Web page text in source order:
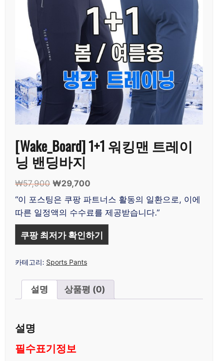
[Wake_Board] 1+1 워킹맨 트레이
닝 밴딩바지
₩57,900 원
래
가
격:
₩57,900.
₩29,700
재
가
격:
₩29,700.
“이 포스팅은 쿠팡 파트너스 활동의 일환으로, 이에
따른 일정액의 수수료를 제공받습니다.”
쿠팡 최저가 확인하기
카테고리: Sports Pants
설명 상품평 (0)
설명
필수표기정보